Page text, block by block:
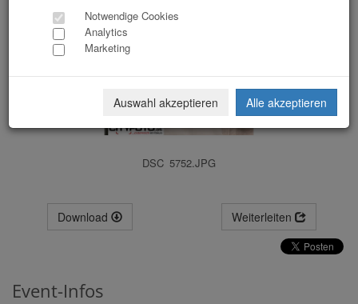
DSC_5752.JPG
Download Weiterleiten
Event-Infos
Notwendige Cookies
Analytics
Marketing
Auswahl akzeptieren Alle akzeptieren